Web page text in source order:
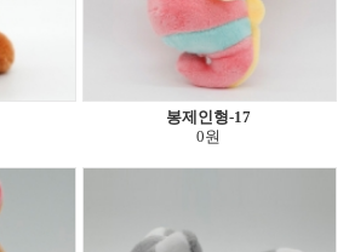
봉제인형-17
0원